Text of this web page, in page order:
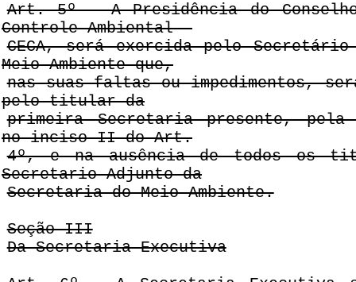
Art. 5º - A Presidência do
Controle Ambiental -
CECA, será exercida pelo Secretário
Meio Ambiente que,
nas suas faltas ou impedimentos,
pelo titular da
primeira Secretaria presente, pela
no inciso II do Art.
4º, e na ausência de todos os
Secretario-Adjunto da
Secretaria do Meio Ambiente.
Seção III
Da Secretaria Executiva